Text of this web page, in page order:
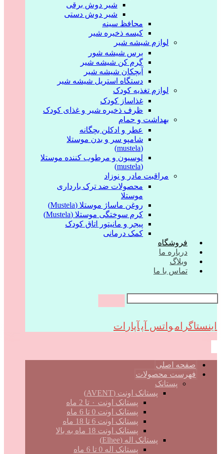
شیر دوش برقی
شیر دوش دستی
محافظ سینه
کیسه ذخیره شیر
لوازم شیشه شیر
برس شیشه شور
گرم کن شیشه شیر
آبچکان شیشه شیر
دستگاه استریل شیشه شیر
لوازم تغذیه کودک
غذاساز کودک
ظرف ذخیره شیر و غذای کودک
بهداشت و حمام
عطر و ادکلن بچگانه
شامپو سر و بدن موستلا
(mustela)
لوسیون و مرطوب کننده موستلا
(mustela)
مراقبت مادر و نوزاد
محصولات ضد ترک بارداری
موستلا
روغن ماساژ موستلا (Mustela)
کرم سوختگی موستلا (Mustela)
پیجر و مانیتور اتاق کودک
کمک درمانی
فروشگاه
درباره ما
وبلاگ
تماس با ما
اینستاگرامواتس آپآپارات
صفحه اصلی
فهرست محصولات
پستانک
پستانک اونت (AVENT)
پستانک اونت ۰ تا 2 ماه
پستانک اونت 0 تا 6 ماه
پستانک اونت 6 تا 18 ماه
پستانک اونت 18 ماه به بالا
پستانک اله (Elhee)
پستانک اله 0 تا 6 ماه